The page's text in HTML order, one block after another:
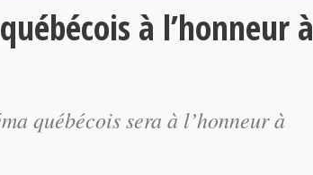
à l’honneur à
québécois sera à l’honneur à